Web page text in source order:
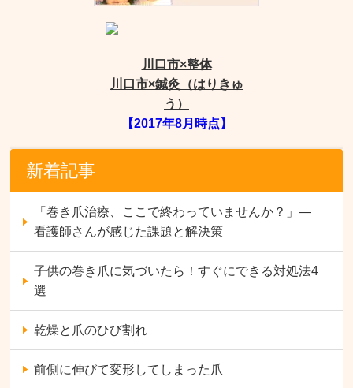
川口市×整体
川口市×鍼灸（はりきゅ
う）
【2017年8月時点】
新着記事
「巻き爪治療、ここで終わっていませんか？」—
看護師さんが感じた課題と解決策
子供の巻き爪に気づいたら！すぐにできる対処法4
選
乾燥と爪のひび割れ
前側に伸びて変形してしまった爪